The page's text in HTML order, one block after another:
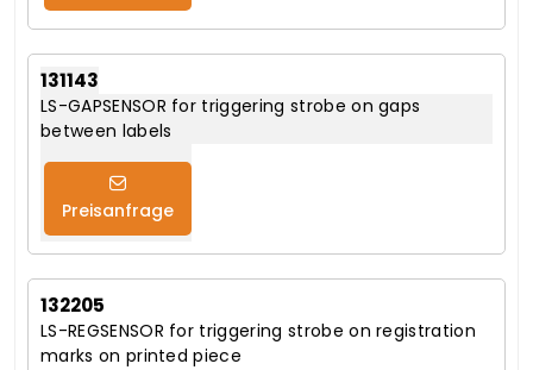
131143
LS-GAPSENSOR for triggering strobe on gaps
between labels
Preisanfrage
132205
LS-REGSENSOR for triggering strobe on registration
marks on printed piece